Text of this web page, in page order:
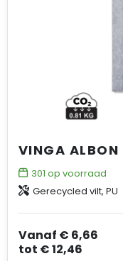
301 op voorraad
Gerecycled vilt, PU
Vanaf € 6,66
tot € 12,46